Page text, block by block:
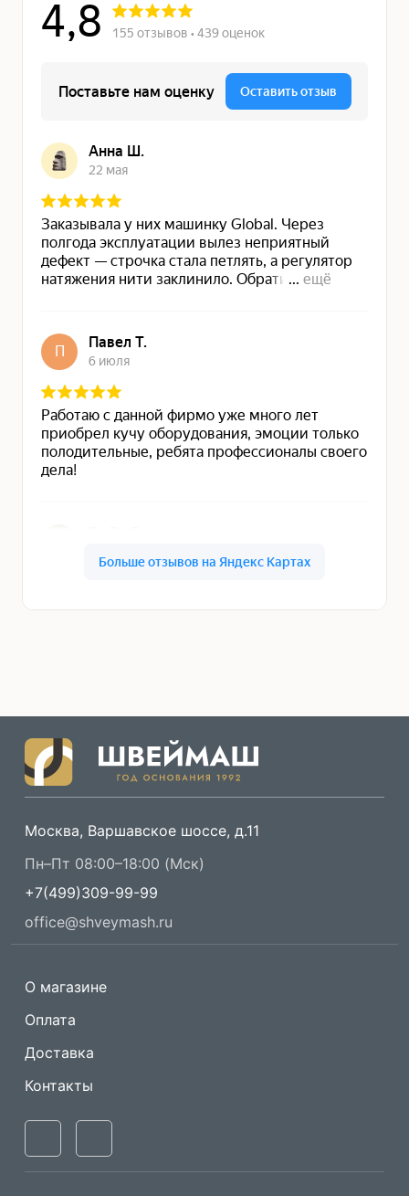
Москва, Варшавское шоссе, д.11
Пн–Пт 08:00–18:00 (Мск)
+7(499)309-99-99
office@shveymash.ru
О магазине
Оплата
Доставка
Контакты